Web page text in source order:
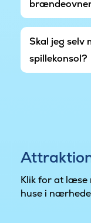
Skal jeg selv
spillekonsol?
Klik for at læse
huse i